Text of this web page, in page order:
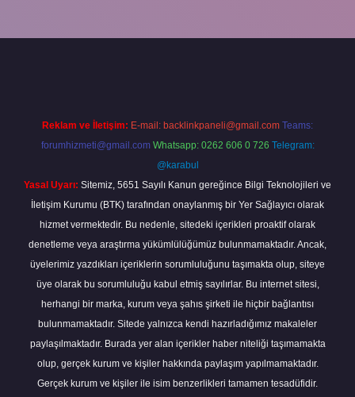
Reklam ve İletişim: E-mail: backlinkpaneli@gmail.com Teams:
forumhizmeti@gmail.com Whatsapp: 0262 606 0 726 Telegram:
@karabul
Yasal Uyarı: Sitemiz, 5651 Sayılı Kanun gereğince Bilgi Teknolojileri ve
İletişim Kurumu (BTK) tarafından onaylanmış bir Yer Sağlayıcı olarak
hizmet vermektedir. Bu nedenle, sitedeki içerikleri proaktif olarak
denetleme veya araştırma yükümlülüğümüz bulunmamaktadır. Ancak,
üyelerimiz yazdıkları içeriklerin sorumluluğunu taşımakta olup, siteye
üye olarak bu sorumluluğu kabul etmiş sayılırlar. Bu internet sitesi,
herhangi bir marka, kurum veya şahıs şirketi ile hiçbir bağlantısı
bulunmamaktadır. Sitede yalnızca kendi hazırladığımız makaleler
paylaşılmaktadır. Burada yer alan içerikler haber niteliği taşımamakta
olup, gerçek kurum ve kişiler hakkında paylaşım yapılmamaktadır.
Gerçek kurum ve kişiler ile isim benzerlikleri tamamen tesadüfidir.